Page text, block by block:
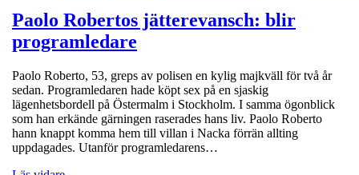
Paolo Robertos jätterevansch: blir
programledare
Paolo Roberto, 53, greps av polisen en kylig majkväll för två år
sedan. Programledaren hade köpt sex på en sjaskig
lägenhetsbordell på Östermalm i Stockholm. I samma ögonblick
som han erkände gärningen raserades hans liv. Paolo Roberto
hann knappt komma hem till villan i Nacka förrän allting
uppdagades. Utanför programledarens…